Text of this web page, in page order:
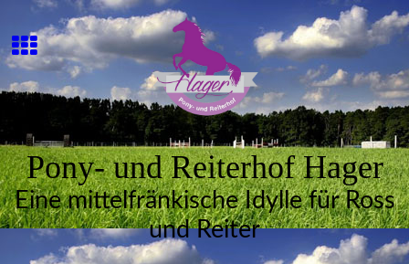
Pony- und Reiterhof Hager
Eine mittelfränkische Idylle für Ross
und Reiter